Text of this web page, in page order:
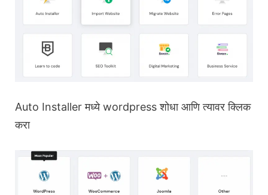
Auto Installer मध्ये wordpress शोधा आणि त्यावर क्लिक
करा